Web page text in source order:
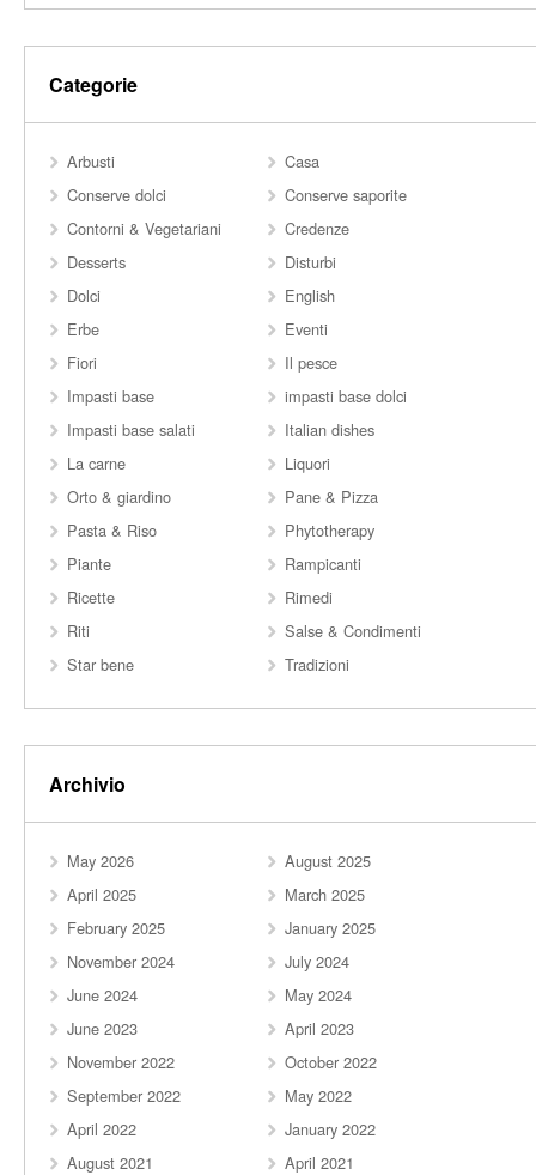
Categorie
Arbusti
Casa
Conserve dolci
Conserve saporite
Contorni & Vegetariani
Credenze
Desserts
Disturbi
Dolci
English
Erbe
Eventi
Fiori
Il pesce
Impasti base
impasti base dolci
Impasti base salati
Italian dishes
La carne
Liquori
Orto & giardino
Pane & Pizza
Pasta & Riso
Phytotherapy
Piante
Rampicanti
Ricette
Rimedi
Riti
Salse & Condimenti
Star bene
Tradizioni
Archivio
May 2026
August 2025
April 2025
March 2025
February 2025
January 2025
November 2024
July 2024
June 2024
May 2024
June 2023
April 2023
November 2022
October 2022
September 2022
May 2022
April 2022
January 2022
August 2021
April 2021